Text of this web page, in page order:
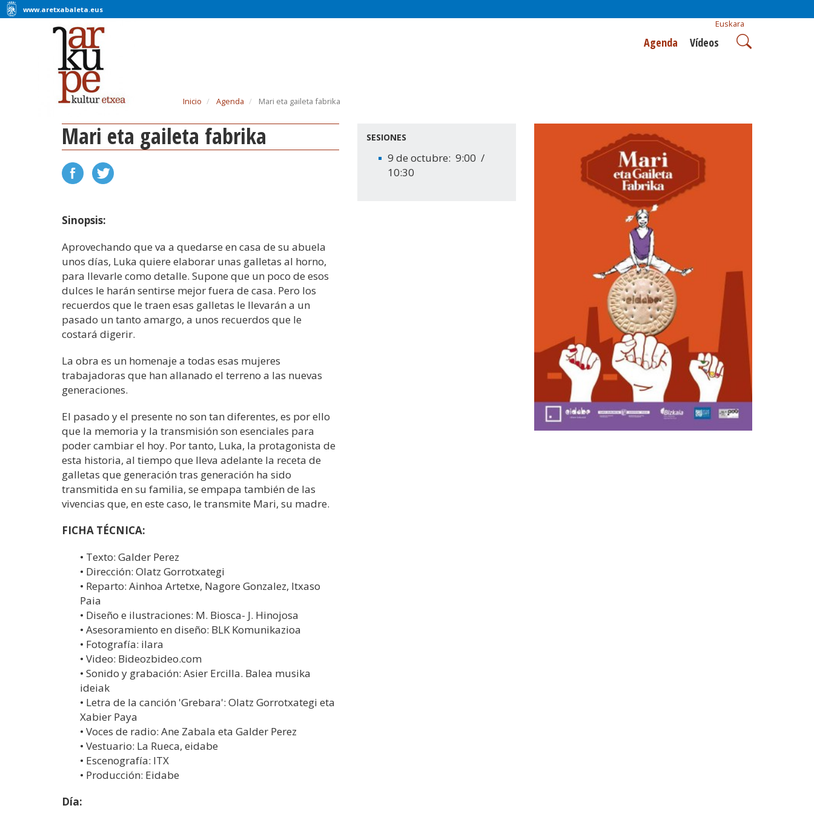
www.aretxabaleta.eus
Euskara
Agenda Vídeos
Inicio Agenda Mari eta gaileta fabrika
Mari eta gaileta fabrika
Sinopsis:
Aprovechando que va a quedarse en casa de su abuela
unos días, Luka quiere elaborar unas galletas al horno,
para llevarle como detalle. Supone que un poco de esos
dulces le harán sentirse mejor fuera de casa. Pero los
recuerdos que le traen esas galletas le llevarán a un
pasado un tanto amargo, a unos recuerdos que le
costará digerir.
La obra es un homenaje a todas esas mujeres
trabajadoras que han allanado el terreno a las nuevas
generaciones.
El pasado y el presente no son tan diferentes, es por ello
que la memoria y la transmisión son esenciales para
poder cambiar el hoy. Por tanto, Luka, la protagonista de
esta historia, al tiempo que lleva adelante la receta de
galletas que generación tras generación ha sido
transmitida en su familia, se empapa también de las
vivencias que, en este caso, le transmite Mari, su madre.
FICHA TÉCNICA:
• Texto: Galder Perez
• Dirección: Olatz Gorrotxategi
• Reparto: Ainhoa Artetxe, Nagore Gonzalez, Itxaso
Paia
• Diseño e ilustraciones: M. Biosca- J. Hinojosa
• Asesoramiento en diseño: BLK Komunikazioa
• Fotografía: ilara
• Video: Bideozbideo.com
• Sonido y grabación: Asier Ercilla. Balea musika
ideiak
• Letra de la canción 'Grebara': Olatz Gorrotxategi eta
Xabier Paya
• Voces de radio: Ane Zabala eta Galder Perez
• Vestuario: La Rueca, eidabe
• Escenografía: ITX
• Producción: Eidabe
Día:
SESIONES
9 de octubre: 9:00 /
10:30